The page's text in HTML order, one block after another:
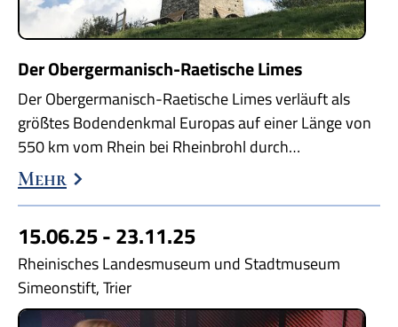
Der Obergermanisch-Raetische Limes
Der Obergermanisch-Raetische Limes verläuft als
größtes Bodendenkmal Europas auf einer Länge von
550 km vom Rhein bei Rheinbrohl durch…
Mehr
15.06.25 - 23.11.25
Rheinisches Landesmuseum und Stadtmuseum
Simeonstift, Trier